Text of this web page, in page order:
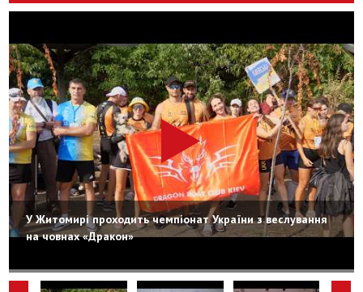
У Житомирі проходить чемпіонат України з веслування
на човнах «Дракон»